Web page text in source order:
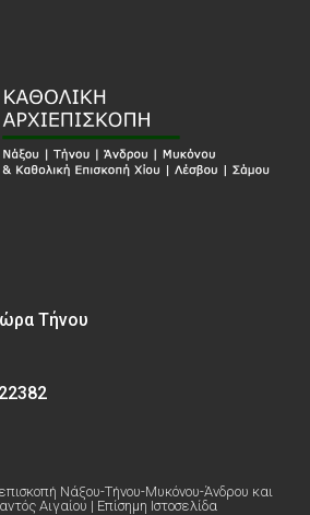
Τήνου
Νάξου-Τήνου-Μυκόνου-Άνδρου και
Αιγαίου | Επίσημη Ιστοσελίδα